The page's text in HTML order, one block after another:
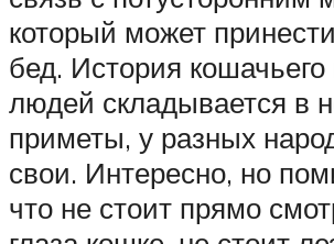
который может
бед. История
людей складывается в
приметы, у разных
свои. Интересно, но
что не стоит прямо